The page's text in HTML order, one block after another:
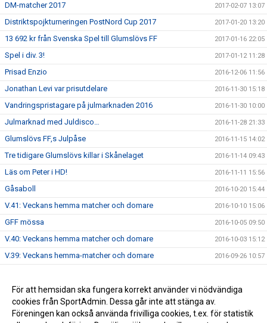
DM-matcher 2017 2017-02-07 13:07
Distriktspojkturneringen PostNord Cup 2017 2017-01-20 13:20
13 692 kr från Svenska Spel till Glumslövs FF 2017-01-16 22:05
Spel i div. 3! 2017-01-12 11:28
Prisad Enzio 2016-12-06 11:56
Jonathan Levi var prisutdelare 2016-11-30 15:18
Vandringspristagare på julmarknaden 2016 2016-11-30 10:00
Julmarknad med Juldisco… 2016-11-28 21:33
Glumslövs FF,s Julpåse 2016-11-15 14:02
Tre tidigare Glumslövs killar i Skånelaget 2016-11-14 09:43
Läs om Peter i HD! 2016-11-11 15:56
Gåsaboll 2016-10-20 15:44
V.41: Veckans hemma matcher och domare 2016-10-10 15:06
GFF mössa 2016-10-05 09:50
V.40: Veckans hemma matcher och domare 2016-10-03 15:12
V.39: Veckans hemma-matcher och domare 2016-09-26 10:57
Info brev augusti 2016 2016-09-14 15:35
Damerna: Äntligen vinst! 2016-09-05 09:59
För att hemsidan ska fungera korrekt använder vi nödvändiga
cookies från SportAdmin. Dessa går inte att stänga av.
Föreningen kan också använda frivilliga cookies, t.ex. för statistik